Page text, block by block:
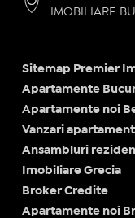
IMOBILIARE
Sitemap Premier
Apartamente
Apartamente noi
Vanzari
Ansambluri
Imobiliare Grecia
Broker Credite
Apartamente noi